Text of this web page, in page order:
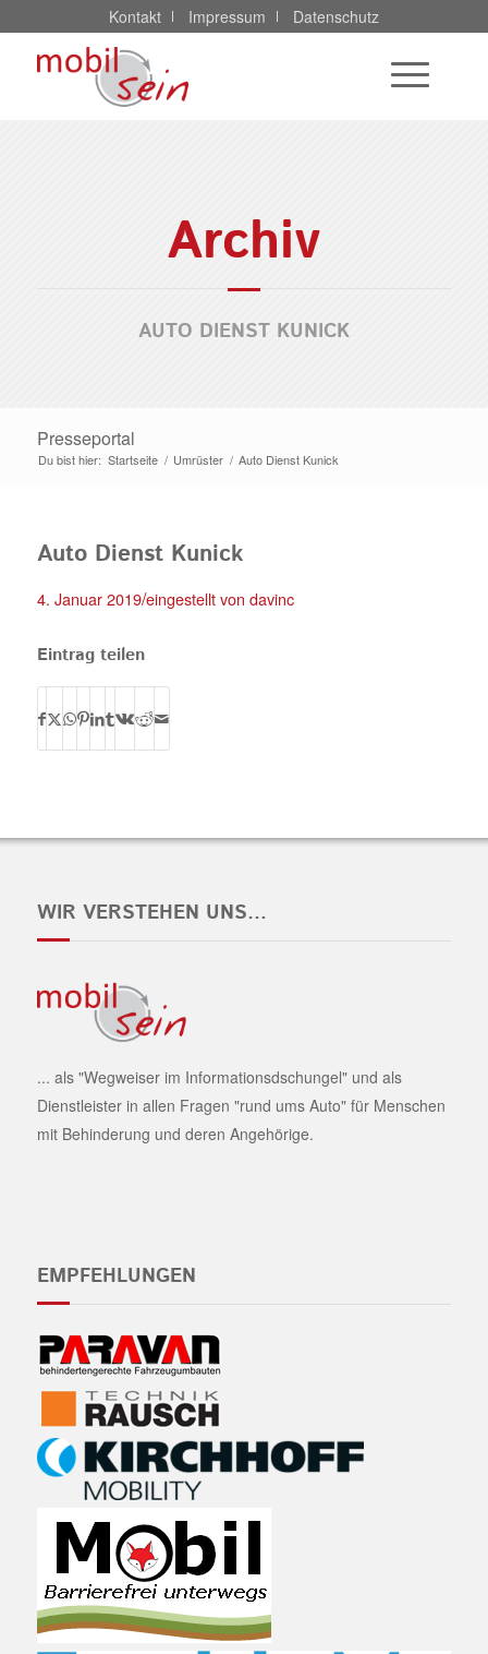
Kontakt Impressum Datenschutz
Archiv
AUTO DIENST KUNICK
Presseportal
Du bist hier: Startseite / Umrüster / Auto Dienst Kunick
Auto Dienst Kunick
4. Januar 2019/eingestellt von davinc
Eintrag teilen
WIR VERSTEHEN UNS…
... als "Wegweiser im Informationsdschungel" und als
Dienstleister in allen Fragen "rund ums Auto" für Menschen
mit Behinderung und deren Angehörige.
EMPFEHLUNGEN